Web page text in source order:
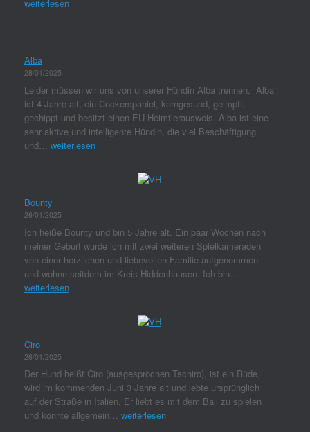
weiterlesen
Alba
28/01/2025
Leider müssen wir uns von unserer Hündin Alba trennen. Alba
ist 4 Jahre alt, ein Cockerspaniel, kerngesund, geimpft,
gechippt und besitzt einen EU-Heimtierausweis. Alba ist eine
sehr aktive und intelligente Hündin, die viel Beschäftigung
und… weiterlesen
Bounty
26/01/2025
Ich heiße Bounty und bin 5 Jahre alt. Ein paar Wochen nach
meiner Geburt wurde ich mit zwei weiteren Spielkameraden
von einer herzlichen und liebevollen Familie aufgenommen
und wohne seitdem im Kreis Hiddenhausen. Ich bin…
weiterlesen
Ciro
26/01/2025
Der Hund heißt Ciro (ausgesprochen Tschiro), ist ein Rüde,
wird im kommenden Juni 3 Jahre alt und lebte ursprünglich
auf der Straße in Italien. Er liebt es mit dem Ball zu spielen
und könnte allgemein… weiterlesen